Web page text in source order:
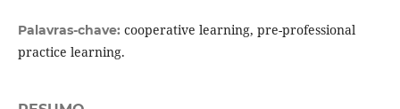
Palavras-chave: cooperative learning, pre-professional
practice learning.